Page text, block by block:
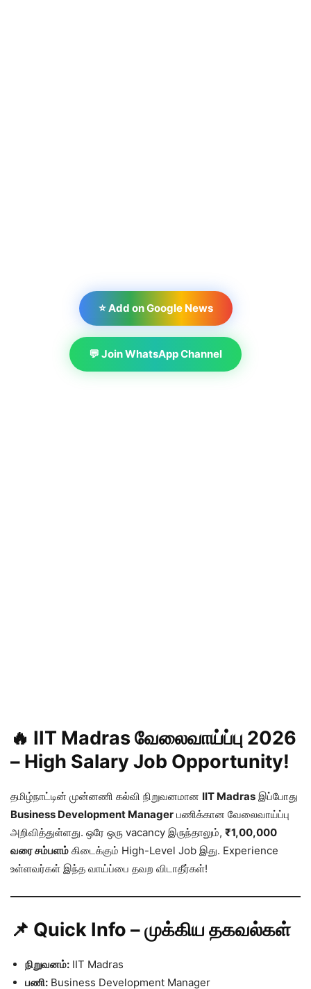
⭐ Add on Google News
💬 Join WhatsApp Channel
🔥 IIT Madras வேலைவாய்ப்பு 2026
– High Salary Job Opportunity!
தமிழ்நாட்டின் முன்னணி கல்வி நிறுவனமான IIT Madras இப்போது
Business Development Manager பணிக்கான வேலைவாய்ப்பு
அறிவித்துள்ளது. ஒரே ஒரு vacancy இருந்தாலும், ₹1,00,000
வரை சம்பளம் கிடைக்கும் High-Level Job இது. Experience
உள்ளவர்கள் இந்த வாய்ப்பை தவற விடாதீர்கள்!
📌 Quick Info – முக்கிய தகவல்கள்
நிறுவனம்: IIT Madras
பணி: Business Development Manager